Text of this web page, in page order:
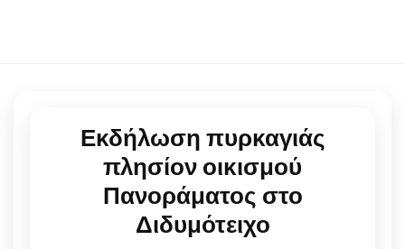
Εκδήλωση πυρκαγιάς
πλησίον οικισμού
Πανοράματος στο
Διδυμότειχο